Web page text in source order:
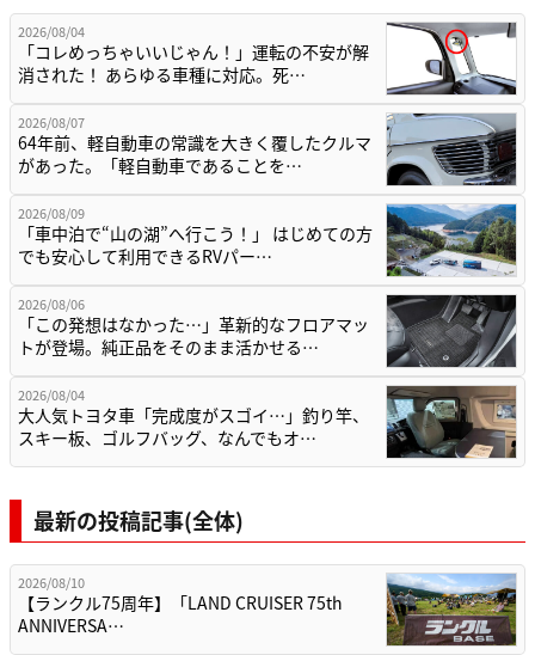
2026/08/04
「コレめっちゃいいじゃん！」運転の不安が解
消された！ あらゆる車種に対応。死…
2026/08/07
64年前、軽自動車の常識を大きく覆したクルマ
があった。「軽自動車であることを…
2026/08/09
「車中泊で“山の湖”へ行こう！」 はじめての方
でも安心して利用できるRVパー…
2026/08/06
「この発想はなかった…」革新的なフロアマッ
トが登場。純正品をそのまま活かせる…
2026/08/04
大人気トヨタ車「完成度がスゴイ…」釣り竿、
スキー板、ゴルフバッグ、なんでもオ…
最新の投稿記事(全体)
2026/08/10
【ランクル75周年】「LAND CRUISER 75th
ANNIVERSA…